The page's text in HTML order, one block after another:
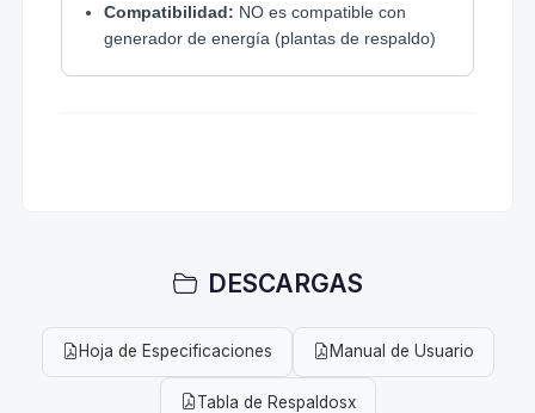
Compatibilidad: NO es compatible con
generador de energía (plantas de respaldo)
DESCARGAS
Hoja de Especificaciones Manual de Usuario
Tabla de Respaldosx